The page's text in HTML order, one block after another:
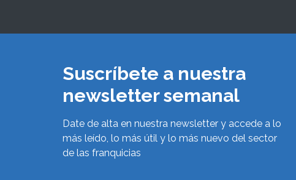
Suscríbete a nuestra
newsletter semanal
Date de alta en nuestra newsletter y accede a lo
más leído, lo más útil y lo más nuevo del sector
de las franquicias